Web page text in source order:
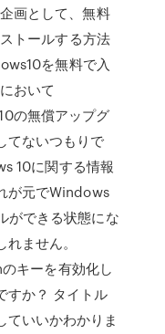
画として、無料
トールする方法
を無料で入
おいて
の無償アップグ
てないつもりで
10に関する情報
が元でWindows
ができる状態にな
ません。
キーを有効化し
すか？ タイトル
ていいかわかりま